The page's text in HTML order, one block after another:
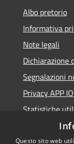
Albo pretorio
Informativa
Note legali
Dichiarazione
Segnalazioni
Privacy APP IO
Statistiche
Qualità dei
Questo sito web